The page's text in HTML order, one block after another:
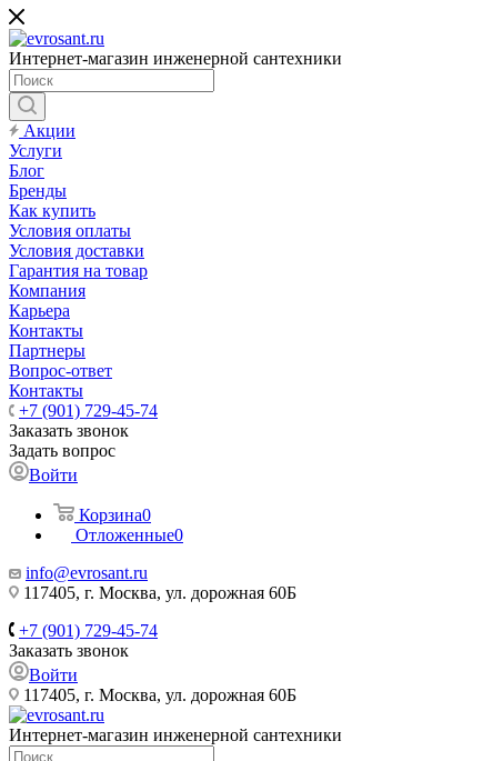
Интернет-магазин инженерной сантехники
Акции
Услуги
Блог
Бренды
Как купить
Условия оплаты
Условия доставки
Гарантия на товар
Компания
Карьера
Контакты
Партнеры
Вопрос-ответ
Контакты
+7 (901) 729-45-74
Заказать звонок
Задать вопрос
Войти
Корзина0
Отложенные0
info@evrosant.ru
117405, г. Москва, ул. дорожная 60Б
+7 (901) 729-45-74
Заказать звонок
Войти
117405, г. Москва, ул. дорожная 60Б
Интернет-магазин инженерной сантехники